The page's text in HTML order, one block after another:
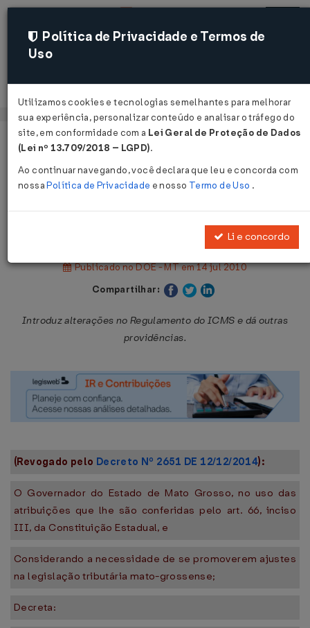
Acessar
Página Inicial
Legislações
Decreto nº 2.683 de 14/07/2010
Publicado no DOE - MT em 14 jul 2010
Compartilhar:
Introduz alterações no Regulamento do ICMS e dá outras
providências.
(Revogado pelo Decreto Nº 2651 DE 12/12/2014):
O Governador do Estado de Mato Grosso, no uso das
atribuições que lhe são conferidas pelo art. 66, inciso
III, da Constituição Estadual, e
Considerando a necessidade de se promoverem ajustes
na legislação tributária mato-grossense;
Decreta:
Política de Privacidade e Termos de
Uso
Utilizamos cookies e tecnologias semelhantes para melhorar
sua experiência, personalizar conteúdo e analisar o tráfego do
site, em conformidade com a Lei Geral de Proteção de Dados
(Lei nº 13.709/2018 – LGPD).
Ao continuar navegando, você declara que leu e concorda com
nossaPolítica de Privacidade e nosso Termo de Uso .
Li e concordo